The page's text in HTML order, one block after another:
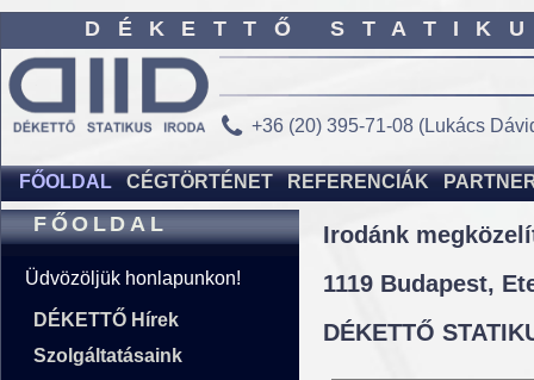
DÉKETTŐ
+36 (20) 395-71-08 (Lukács
FŐOLDAL CÉGTÖRTÉNET REFERENCIÁK
FŐOLDAL
Üdvözöljük honlapunkon!
DÉKETTŐ Hírek
Szolgáltatásaink
Irodánk
1119 Budapest,
DÉKETTŐ